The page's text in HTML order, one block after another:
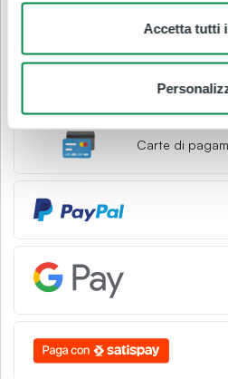
Accetta tutti
VALIDITA'
Carte di